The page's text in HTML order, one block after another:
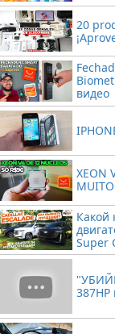
20
видео
XEON
Какой
Super
387HP